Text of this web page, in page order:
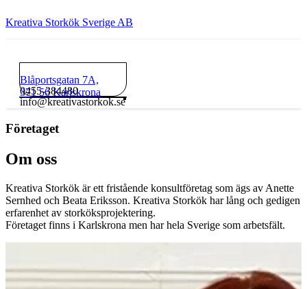
Kreativa Storkök Sverige AB
Blåportsgatan 7A,
371 56 Karlskrona
0455-384480
info@kreativastorkok.se
Företaget
Om oss
Kreativa Storkök är ett fristående konsultföretag som ägs av Anette
Sernhed och Beata Eriksson. Kreativa Storkök har lång och gedigen
erfarenhet av storköksprojektering.
Företaget finns i Karlskrona men har hela Sverige som arbetsfält.